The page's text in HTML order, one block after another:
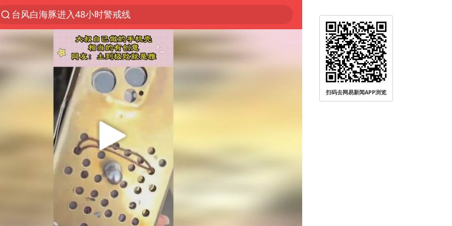
台风白海豚进入48小时警戒线
佛得角门将亮相智利俱乐部主场
中方回应是否在太平洋海底开采稀土
看守所辅警收受10万获刑1年
宇树科技发行价格150.80元/股
宇树科技王兴兴身家有望超200亿元
五粮液渠道价一箱上涨近百元
CIA被曝已秘密设立古巴工作组
贵州轮胎子公司获美国退税8136万
U17国足1分钟轰2球
法国下周开始禁止未经同意的电话营销
泰国一女公务员妆容引争议 本人回应
扫码去网易新闻APP浏览